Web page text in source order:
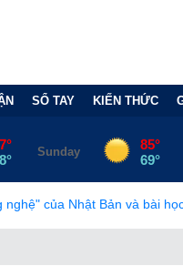
SỔ TAY KIẾN THỨC
và bài học đắt giá •